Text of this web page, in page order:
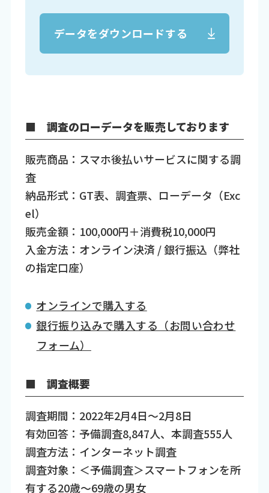
データをダウンロードする
■ 調査のローデータを販売しております
販売商品：スマホ後払いサービスに関する調
査
納品形式：GT表、調査票、ローデータ（Exc
el）
販売金額：100,000円＋消費税10,000円
入金方法：オンライン決済 / 銀行振込（弊社
の指定口座）
オンラインで購入する
銀行振り込みで購入する（お問い合わせ
フォーム）
■ 調査概要
調査期間：2022年2月4日～2月8日
有効回答：予備調査8,847人、本調査555人
調査方法：インターネット調査
調査対象：＜予備調査＞スマートフォンを所
有する20歳～69歳の男女